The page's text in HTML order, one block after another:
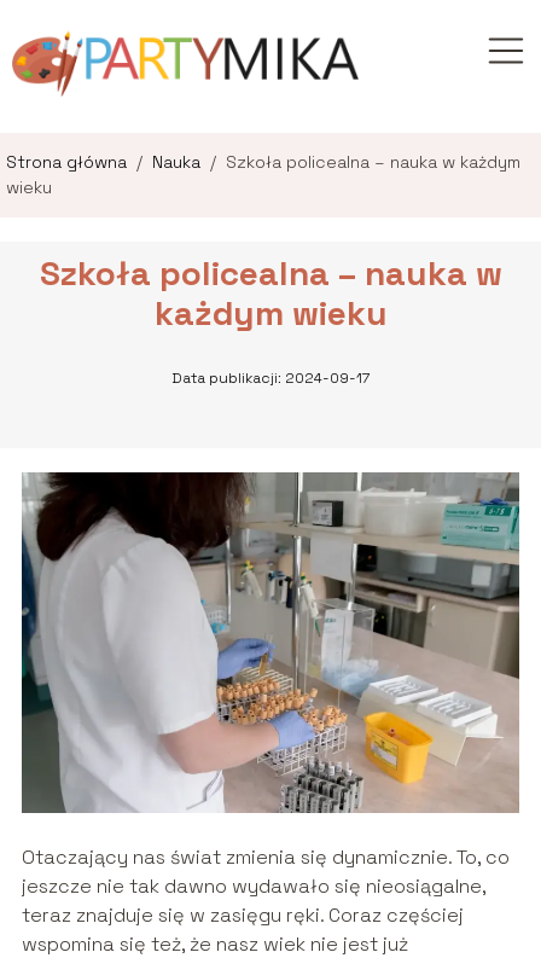
Strona główna / Nauka / Szkoła policealna – nauka w każdym
wieku
Szkoła policealna – nauka w
każdym wieku
Data publikacji: 2024-09-17
Otaczający nas świat zmienia się dynamicznie. To, co
jeszcze nie tak dawno wydawało się nieosiągalne,
teraz znajduje się w zasięgu ręki. Coraz częściej
wspomina się też, że nasz wiek nie jest już